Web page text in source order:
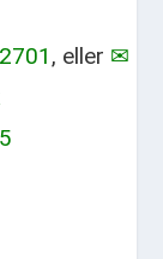
, eller ✉